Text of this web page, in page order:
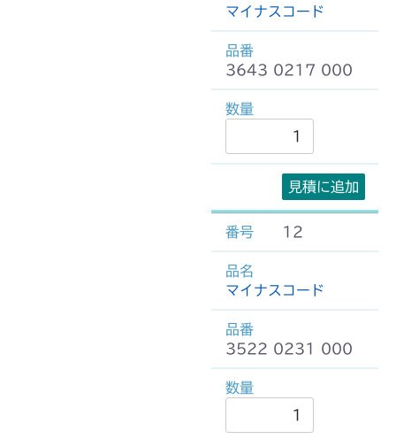
マイナスコード
3643 0217 000
見積に追加
12
マイナスコード
3522 0231 000